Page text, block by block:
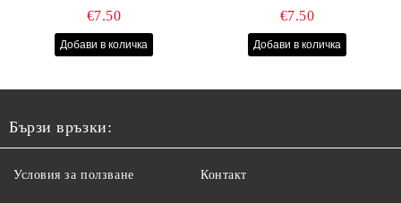
РОЗОВИ - S - 100БР
€7.50
ЧЕРНИ - S - 100БР
€7.50
Бързи връзки:
Условия за ползване Контакт